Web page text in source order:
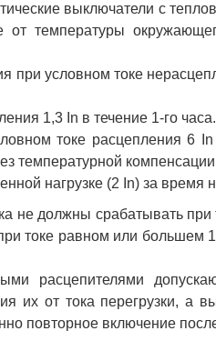
выключатели с
от температуры
при условном токе
1,3 In в течение 1-го часа.
токе расцепления 6 In
температурной
нагрузке (2 In) за время
не должны срабатывать
токе равном или большем
расцепителями
их от тока перегрузки, а
повторное включение